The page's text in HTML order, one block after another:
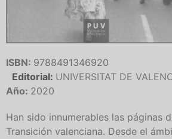
ISBN: 9788491346920
Editorial: UNIVERSITAT DE
Año: 2020
Han sido innumerables las páginas
Transición valenciana. Desde el